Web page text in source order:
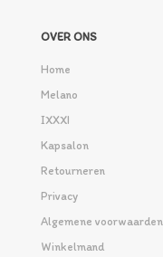
OVER ONS
Home
Melano
IXXXI
Kapsalon
Retourneren
Privacy
Algemene voorwaarden
Winkelmand